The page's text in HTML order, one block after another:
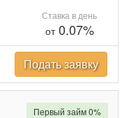
Ставка в день
от0.07%
Подать заявку
Первый займ 0%